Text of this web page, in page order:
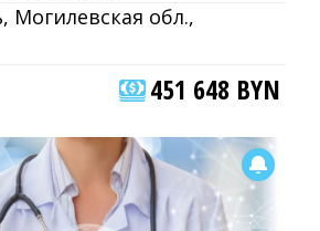
Могилевская обл.,
451 648 BYN